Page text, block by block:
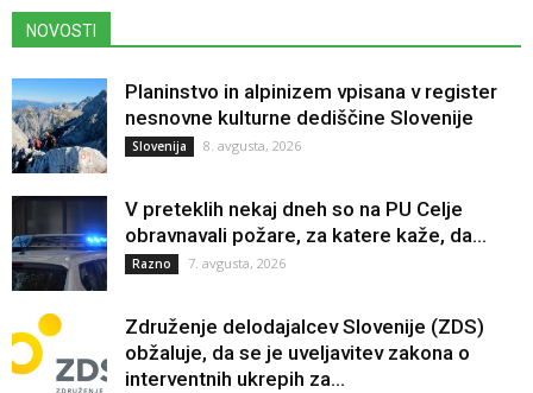
NOVOSTI
Planinstvo in alpinizem vpisana v register
nesnovne kulturne dediščine Slovenije
Slovenija 8. avgusta, 2026
V preteklih nekaj dneh so na PU Celje
obravnavali požare, za katere kaže, da...
Razno 7. avgusta, 2026
Združenje delodajalcev Slovenije (ZDS)
obžaluje, da se je uveljavitev zakona o
interventnih ukrepih za...